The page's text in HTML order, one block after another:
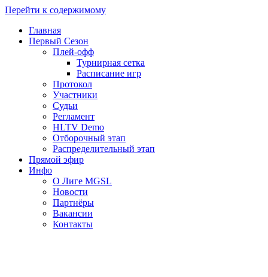
Перейти к содержимому
Главная
Первый Сезон
Плей-офф
Турнирная сетка
Расписание игр
Протокол
Участники
Судьи
Регламент
HLTV Demo
Отборочный этап
Распределительный этап
Прямой эфир
Инфо
О Лиге MGSL
Новости
Партнёры
Вакансии
Контакты